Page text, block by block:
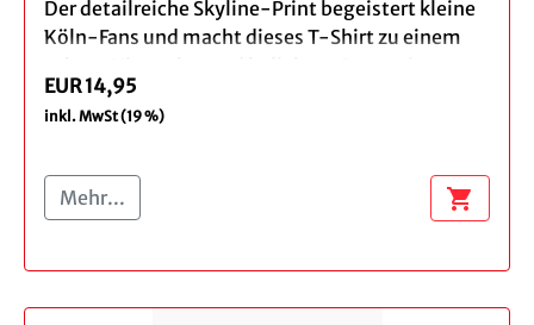
Der detailreiche Skyline-Print begeistert kleine
Köln-Fans und macht dieses T-Shirt zu einem
Köln.
angenehmes Tragegefühl, ist hautfreundlich
und ideal für Schule, Freizeit oder den nächsten
Städtetrip nach Köln. Der klassische
Spielen und Toben.
EUR 14,95
inkl. MwSt (19 %)
Mehr... shopping_cart